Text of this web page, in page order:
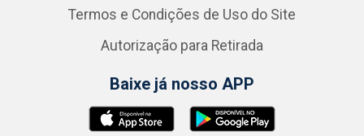
Termos e Condições de Uso do Site
Autorização para Retirada
Baixe já nosso APP